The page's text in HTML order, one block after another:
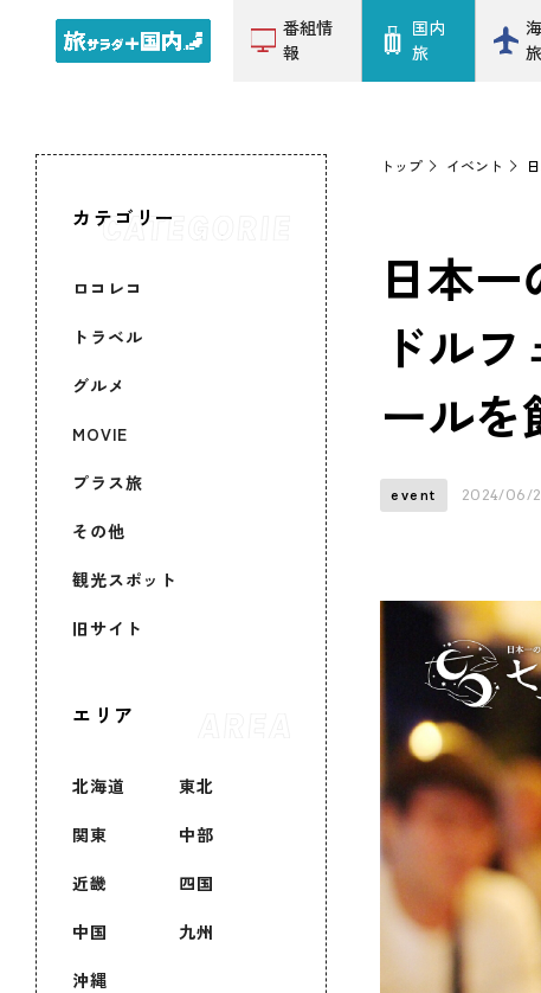
番組情
報
国内
旅
旅
カテゴリー
ロコレコ
トラベル
グルメ
MOVIE
プラス旅
その他
観光スポット
旧サイト
エリア
北海道 東北
関東 中部
近畿 四国
中国 九州
沖縄
トップ イベント
日本
ドル
ールを
event 2024/06/